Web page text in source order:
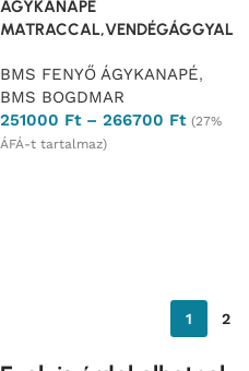
ÁGYKANAPÉ
MATRACCAL,VENDÉGÁGGYAL
BMS FENYŐ ÁGYKANAPÉ,
BMS BOGDMAR
251000 Ft – 266700 Ft (27%
ÁFÁ-t tartalmaz)
1 2